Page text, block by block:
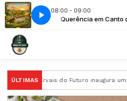
08:00 - 09:00
Barato Querência em Canto
Querência em Canto - 16
ÚLTIMAS
A Ervais do Futuro inaugura uma